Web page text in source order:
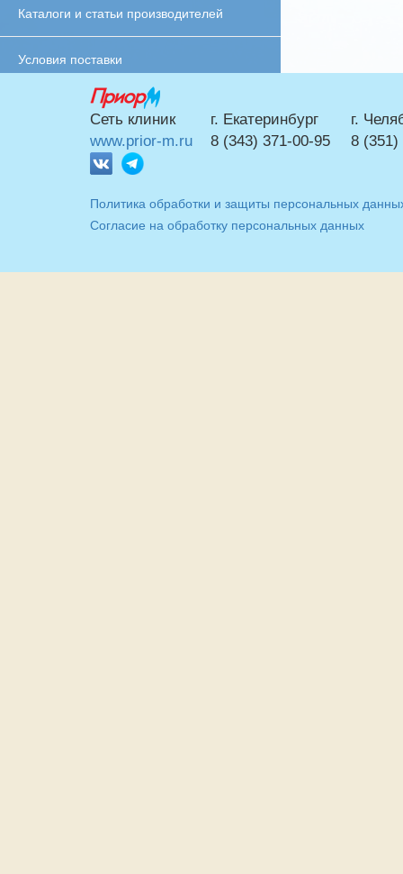
Каталоги и статьи производителей
Условия поставки
Сеть клиник
www.prior-m.ru
г. Екатеринбург
8 (343) 371-00-95
г.
8 (351)
Политика обработки и защиты персональных
Согласие на обработку персональных данных